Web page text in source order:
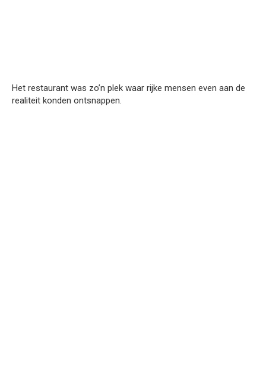
Het restaurant was zo’n plek waar rijke mensen even aan de
realiteit konden ontsnappen.